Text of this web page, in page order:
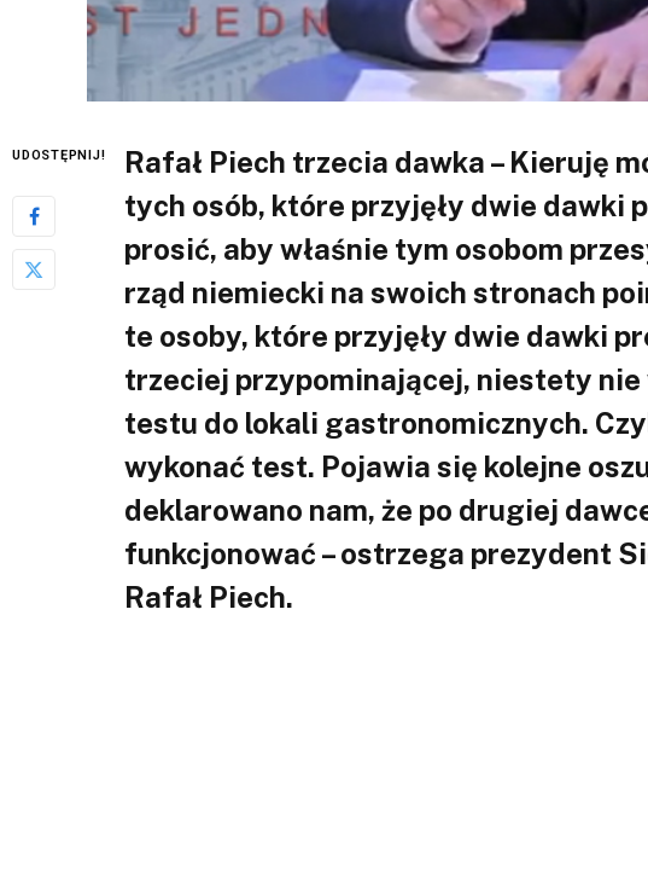
UDOSTĘPNIJ!
Rafał Piech trzecia dawka – Kieruję
tych osób, które przyjęły dwie dawki
prosić, aby właśnie tym osobom
rząd niemiecki na swoich stronach
te osoby, które przyjęły dwie dawki
trzeciej przypominającej, niestety
testu do lokali gastronomicznych.
wykonać test. Pojawia się kolejne
deklarowano nam, że po drugiej
funkcjonować – ostrzega prezydent
Rafał Piech.